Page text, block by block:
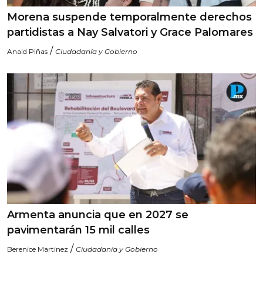
Morena suspende temporalmente derechos
partidistas a Nay Salvatori y Grace Palomares
Anaid Piñas / Ciudadanía y Gobierno
Armenta anuncia que en 2027 se
pavimentarán 15 mil calles
Berenice Martinez / Ciudadanía y Gobierno